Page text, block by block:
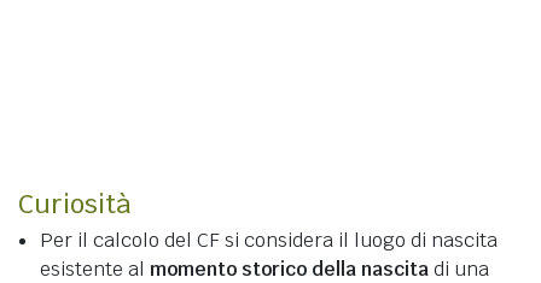
Curiosità
Per il calcolo del CF si considera il luogo di nascita
esistente al momento storico della nascitadi una